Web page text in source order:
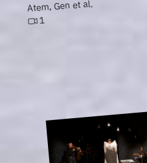
Atem, Gen et al.
1